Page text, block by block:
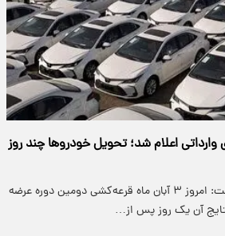
اعلام شد؛ تحویل خودروها چند روز
مدیر پروژه واردات خودرو گفت: امروز ۳ آبان ماه قرعه‌کشی دومین دوره عرضه
آن یک روز پس از…